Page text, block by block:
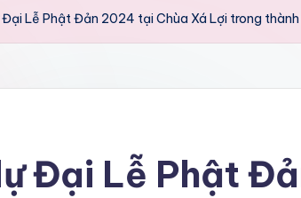
Lễ Phật Đản 2024 tại Chùa Xá Lợi trong
Đại Lễ Phật